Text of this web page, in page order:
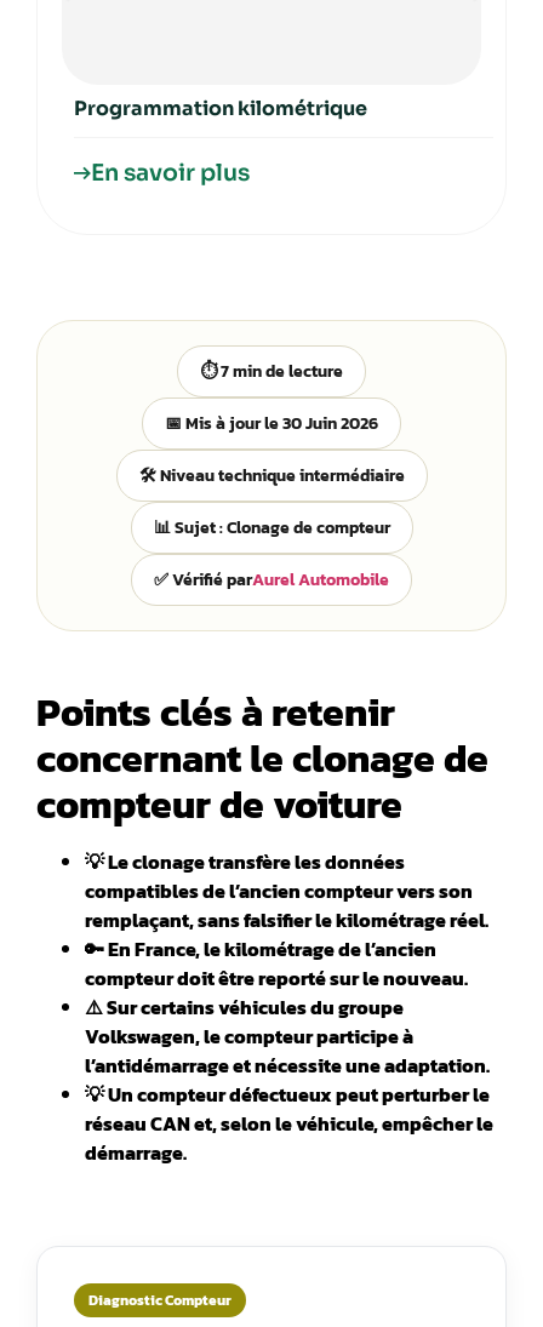
Programmation kilométrique
En savoir plus
⏱️ 7 min de lecture
📅 Mis à jour le 30 Juin 2026
🛠️ Niveau technique intermédiaire
📊 Sujet : Clonage de compteur
✅ Vérifié parAurel Automobile
Points clés à retenir
concernant le clonage de
compteur de voiture
💡 Le clonage transfère les données
compatibles de l’ancien compteur vers son
remplaçant, sans falsifier le kilométrage réel.
🔑 En France, le kilométrage de l’ancien
compteur doit être reporté sur le nouveau.
⚠️ Sur certains véhicules du groupe
Volkswagen, le compteur participe à
l’antidémarrage et nécessite une adaptation.
💡 Un compteur défectueux peut perturber le
réseau CAN et, selon le véhicule, empêcher le
démarrage.
Diagnostic Compteur